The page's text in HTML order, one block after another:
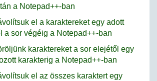
a Notepad++-ban
el a karaktereket egy adott
a sor végéig a Notepad++-ban
karaktereket a sor elejétől egy
karakterig a Notepad++-ban
el az összes karaktert egy